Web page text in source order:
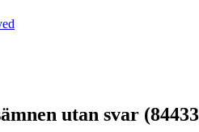
utan svar